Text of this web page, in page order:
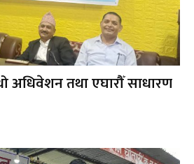
अधिवेशन तथा एघारौँ साधारण